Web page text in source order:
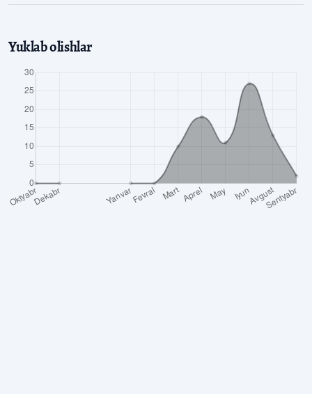
Yuklab olishlar